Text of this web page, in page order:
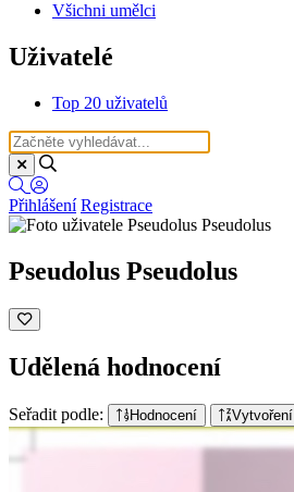
Všichni umělci
Uživatelé
Top 20 uživatelů
Přihlášení Registrace
Pseudolus Pseudolus
Udělená hodnocení
Seřadit podle: Hodnocení Vytvoření